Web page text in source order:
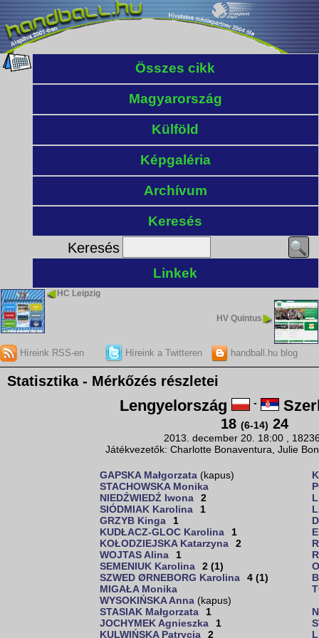
Összes cikk
Magyarország
Külföld
Képgaléria
Archívum
Keresés
Keresés
Linkek
HC Leipzig
HV Quintus
Híreink RSS-en Híreink a Twitteren handball.hu blog
Statisztika - Mérkőzés részletei
Lengyelország -
18 (6-14) 24
2013. december 20. 18:00 ,
Játékvezetők: Charlotte Bonaventura, Julie
GAPSKA Małgorzata (kapus)
STACHOWSKA Monika
NIEDŹWIEDŹ Iwona
2
SIÓDMIAK Karolina
1
GRZYB Kinga
1
KUDŁACZ-GLOC Karolina
1
KOŁODZIEJSKA Katarzyna
2
WOJTAS Alina
1
SEMENIUK Karolina
2 (1)
SZWED ØRNEBORG Karolina
4 (1)
MIGAŁA Monika
WYSOKIŃSKA Anna (kapus)
STASIAK Małgorzata
1
JOCHYMEK Agnieszka
1
KULWIŃSKA Patrycja
2